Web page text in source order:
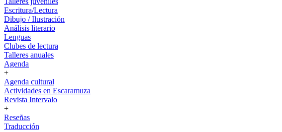
Escritura/Lectura
Dibujo / Ilustración
Análisis literario
Lenguas
Clubes de lectura
Talleres anuales
Agenda
+
Agenda cultural
Actividades en Escaramuza
Revista Intervalo
+
Reseñas
Traducción